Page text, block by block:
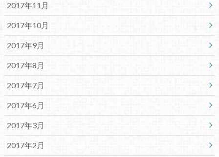
2017年11月
2017年10月
2017年9月
2017年8月
2017年7月
2017年6月
2017年3月
2017年2月